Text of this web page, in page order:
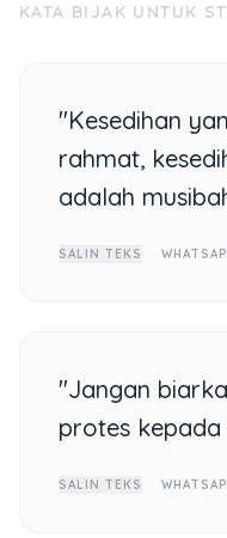
KATA BIJAK UNTUK
"Kesedihan
rahmat,
adalah
SALIN TEKS
"Jangan
protes
SALIN TEKS